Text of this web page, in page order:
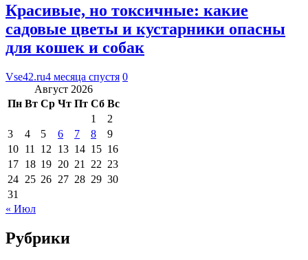
Красивые, но токсичные: какие
садовые цветы и кустарники опасны
для кошек и собак
Vse42.ru4 месяца спустя 0
Август 2026
Пн Вт Ср Чт Пт Сб Вс
1
2
3
4 5 6 7 8
9
10 11 12 13 14 15 16
17 18 19 20 21 22 23
24 25 26 27 28 29 30
31
« Июл
Рубрики